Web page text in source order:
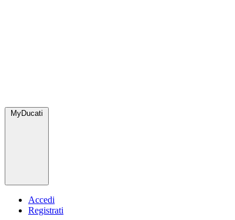
MyDucati
Accedi
Registrati